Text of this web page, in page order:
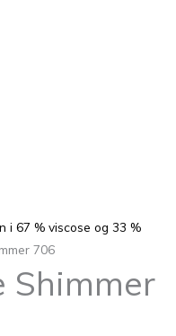
i 67 % viscose og 33 %
706
Shimmer